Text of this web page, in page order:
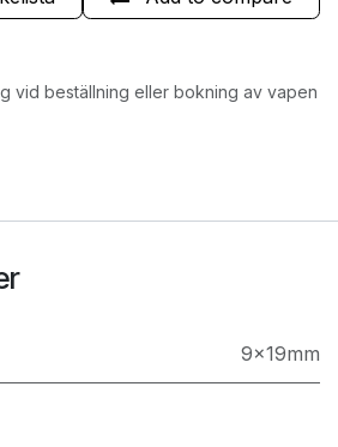
vid beställning eller bokning av vapen
9x19mm